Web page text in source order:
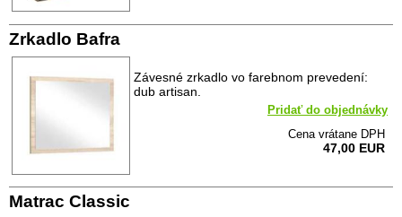
Zrkadlo Bafra
Závesné zrkadlo vo farebnom prevedení:
dub artisan.
Pridať do objednávky
Cena vrátane DPH
47,00 EUR
Matrac Classic